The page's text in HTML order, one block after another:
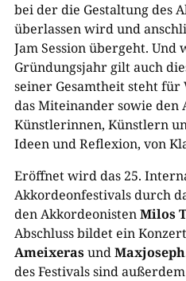
bei der die Gestaltung des
überlassen wird und
Jam Session übergeht. Und
Gründungsjahr gilt auch
seiner Gesamtheit steht
das Miteinander sowie den
Künstlerinnen, Künstlern
Ideen und Reflexion, von
Eröffnet wird das 25.
Akkordeonfestivals durch
den AkkordeonistenMilos
Abschluss bildet ein
AmeixerasundMaxjoseph
des Festivals sind